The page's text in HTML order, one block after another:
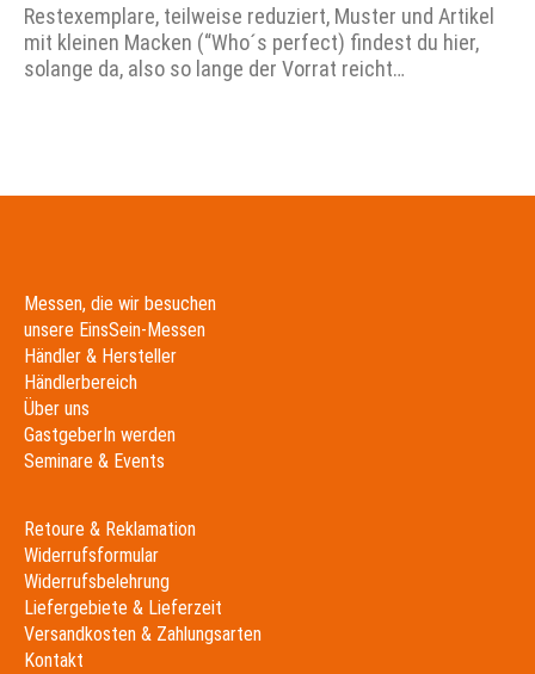
Restexemplare, teilweise reduziert, Muster und Artikel
mit kleinen Macken (“Who´s perfect) findest du hier,
solange da, also so lange der Vorrat reicht…
Messen, die wir besuchen
unsere EinsSein-Messen
Händler & Hersteller
Händlerbereich
Über uns
GastgeberIn werden
Seminare & Events
Retoure & Reklamation
Widerrufsformular
Widerrufsbelehrung
Liefergebiete & Lieferzeit
Versandkosten & Zahlungsarten
Kontakt